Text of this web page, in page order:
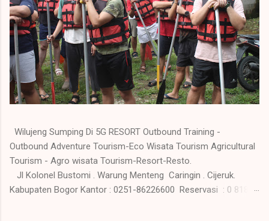
Wilujeng Sumping Di 5G RESORT Outbound Training -
Outbound Adventure Tourism-Eco Wisata Tourism Agricultural
Tourism - Agro wisata Tourism-Resort-Resto.
Jl Kolonel Bustomi . Warung Menteng Caringin . Cijeruk.
Kabupaten Bogor Kantor : 0251-86226600 Reservasi : 0 818-